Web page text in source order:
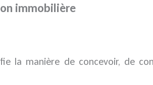
immobilière
la manière de concevoir, de